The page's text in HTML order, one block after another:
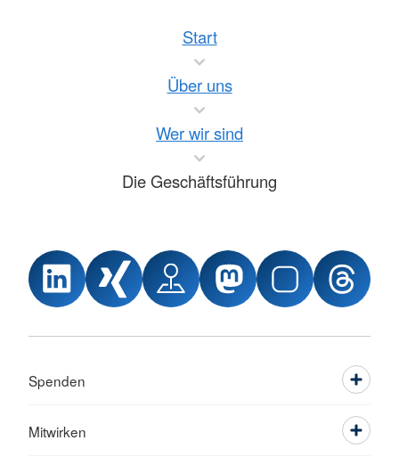
Start
Über uns
Wer wir sind
Die Geschäftsführung
Spenden
Mitwirken